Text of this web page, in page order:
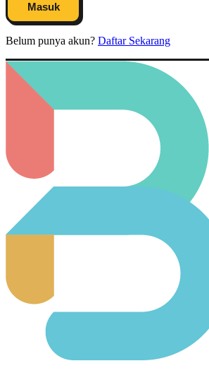
Masuk
Belum punya akun? Daftar Sekarang